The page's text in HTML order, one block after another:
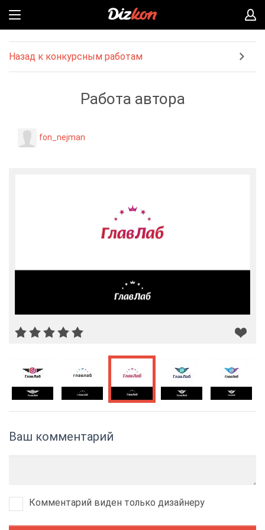
Назад к конкурсным работам
Работа автора
fon_nejman
Ваш комментарий
Комментарий виден только дизайнеру